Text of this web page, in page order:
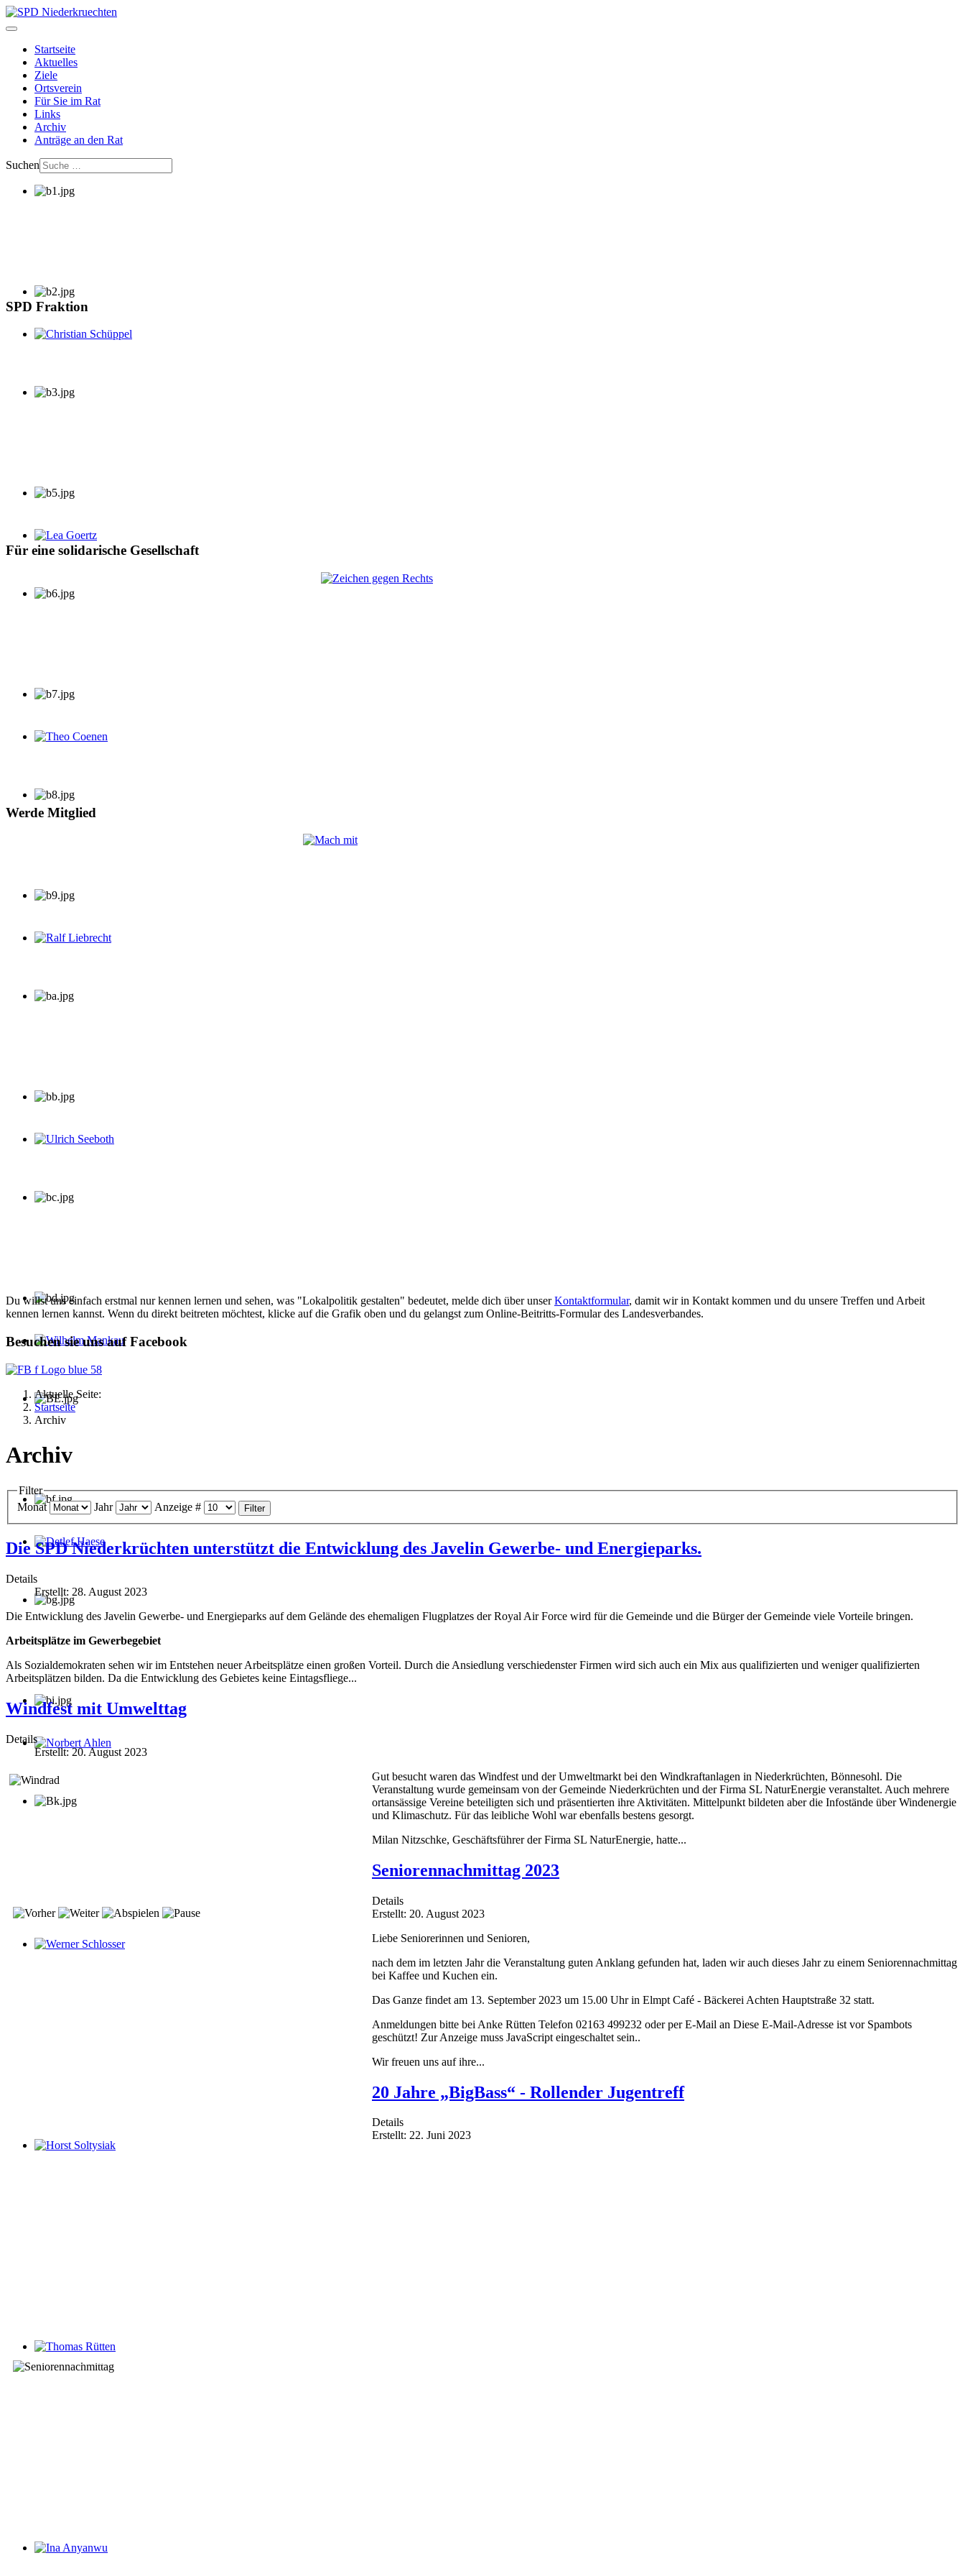
Startseite
Aktuelles
Ziele
Ortsverein
Für Sie im Rat
Links
Archiv
Anträge an den Rat
Suchen
SPD Fraktion
Lea Goertz
Detlef Haese
Norbert Ahlen
Thomas Rütten
Für eine solidarische Gesellschaft
Werde Mitglied
Du willst uns einfach erstmal nur kennen lernen und sehen, was "Lokalpolitik gestalten" bedeutet, melde dich über unserKontaktformular, damit wir in Kontakt kommen und du unsere Treffen und Arbeit
kennen lernen kannst. Wenn du direkt beitreten möchtest, klicke auf die Grafik oben und du gelangst zum Online-Beitritts-Formular des Landesverbandes.
Besuchen sie uns auf Facebook
Aktuelle Seite:
Startseite
Archiv
Archiv
Filter
Monat
Jahr Anzeige # Filter
Die SPD Niederkrüchten unterstützt die Entwicklung des Javelin Gewerbe- und Energieparks.
Details
Erstellt: 28. August 2023
Die Entwicklung des Javelin Gewerbe- und Energieparks auf dem Gelände des ehemaligen Flugplatzes der Royal Air Force wird für die Gemeinde und die Bürger der Gemeinde viele Vorteile bringen.
Arbeitsplätze im Gewerbegebiet
Als Sozialdemokraten sehen wir im Entstehen neuer Arbeitsplätze einen großen Vorteil. Durch die Ansiedlung verschiedenster Firmen wird sich auch ein Mix aus qualifizierten und weniger qualifizierten
Arbeitsplätzen bilden. Da die Entwicklung des Gebietes keine Eintagsfliege...
Windfest mit Umwelttag
Details
Erstellt: 20. August 2023
Gut besucht waren das Windfest und der Umweltmarkt bei den Windkraftanlagen in Niederkrüchten, Bönnesohl. Die
Veranstaltung wurde gemeinsam von der Gemeinde Niederkrüchten und der Firma SL NaturEnergie veranstaltet. Auch mehrere
ortansässige Vereine beteiligten sich und präsentierten ihre Aktivitäten. Mittelpunkt bildeten aber die Infostände über Windenergie
und Klimaschutz. Für das leibliche Wohl war ebenfalls bestens gesorgt.
Milan Nitzschke, Geschäftsführer der Firma SL NaturEnergie, hatte...
Seniorennachmittag 2023
Details
Erstellt: 20. August 2023
Liebe Seniorerinnen und Senioren,
nach dem im letzten Jahr die Veranstaltung guten Anklang gefunden hat, laden wir auch dieses Jahr zu einem Seniorennachmittag
bei Kaffee und Kuchen ein.
Das Ganze findet am 13. September 2023 um 15.00 Uhr in Elmpt Café - Bäckerei Achten Hauptstraße 32 statt.
Anmeldungen bitte bei Anke Rütten Telefon 02163 499232 oder per E-Mail an Diese E-Mail-Adresse ist vor Spambots
geschützt! Zur Anzeige muss JavaScript eingeschaltet sein..
Wir freuen uns auf ihre...
20 Jahre „BigBass“ - Rollender Jugentreff
Details
Erstellt: 22. Juni 2023